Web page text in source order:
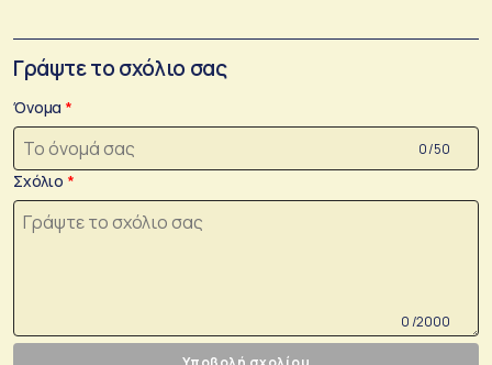
Γράψτε το σχόλιο σας
Όνομα
0 /50
Σχόλιο
0 /2000